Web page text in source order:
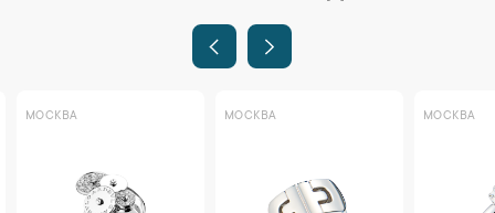
МОСКВА МОСКВА МОСКВА